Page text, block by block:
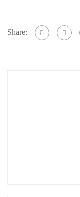
Share: